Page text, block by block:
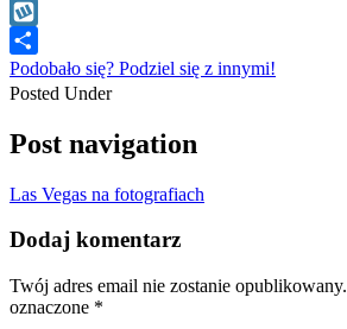
WhatsApp
Wykop
Podobało się? Podziel się z innymi!
Posted Under
Post navigation
Las Vegas na fotografiach
Dodaj komentarz
Twój adres email nie zostanie opublikowany.
oznaczone *